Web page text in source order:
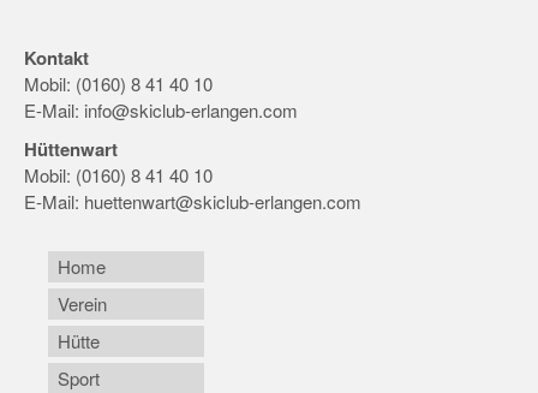
Kontakt
Mobil: (0160) 8 41 40 10
E-Mail: info@skiclub-erlangen.com
Hüttenwart
Mobil: (0160) 8 41 40 10
E-Mail: huettenwart@skiclub-erlangen.com
Home
Verein
Hütte
Sport